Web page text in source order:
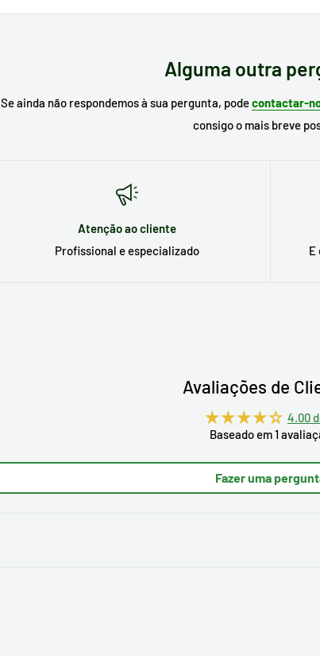
Escreva no motor de busca do nosso site omodelo do seu
Alguma outra
Se ainda não respondemos à sua pergunta, podecontactar-
consigo o mais breve
Atenção ao cliente
Profissional e especializado
E
Avaliações de
4.00
Baseado em 1
Fazer uma